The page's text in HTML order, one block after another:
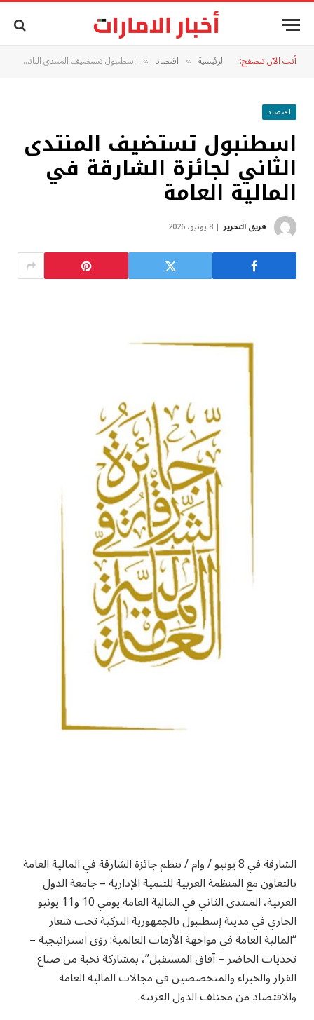
أنت الآن تتصفح: الرئيسية » اقتصاد » اسطنبول تستضيف المنتدى الثاني لجائزة الشارقة في المالية العامة
اقتصاد
اسطنبول تستضيف المنتدى
الثاني لجائزة الشارقة في
المالية العامة
فريق التحرير 8 يونيو، 2026
الشارقة في 8 يونيو / وام / تنظم جائزة الشارقة في المالية العامة
بالتعاون مع المنظمة العربية للتنمية الإدارية – جامعة الدول
العربية، المنتدى الثاني في المالية العامة يومي 10 و11 يونيو
الجاري في مدينة إسطنبول بالجمهورية التركية تحت شعار
“المالية العامة في مواجهة الأزمات العالمية: رؤى استراتيجية –
تحديات الحاضر – آفاق المستقبل”، بمشاركة نخبة من صناع
القرار والخبراء والمتخصصين في مجالات المالية العامة
والاقتصاد من مختلف الدول العربية.